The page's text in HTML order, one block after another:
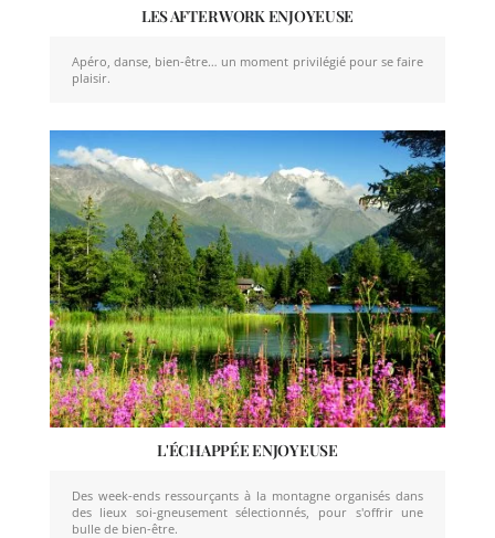
LES AFTER WORK ENJOYEUSE
Apéro, danse, bien-être… un moment privilégié pour se faire
plaisir.
L'ÉCHAPPÉE ENJOYEUSE
Des week-ends ressourçants à la montagne organisés dans
des lieux soi-gneusement sélectionnés, pour s'offrir une
bulle de bien-être.